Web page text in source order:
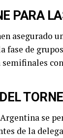
PARA
asegurado
fase de
semifinales
se
de la